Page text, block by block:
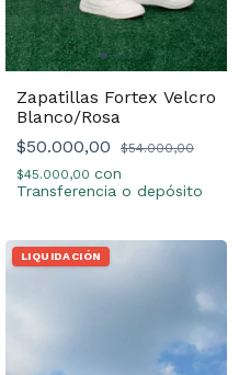
Zapatillas Fortex Velcro
Blanco/Rosa
$50.000,00
$54.000,00
$45.000,00 con
Transferencia o depósito
LIQUIDACIÓN